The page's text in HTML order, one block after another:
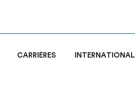
CARRIÈRES INTERNATIONAL